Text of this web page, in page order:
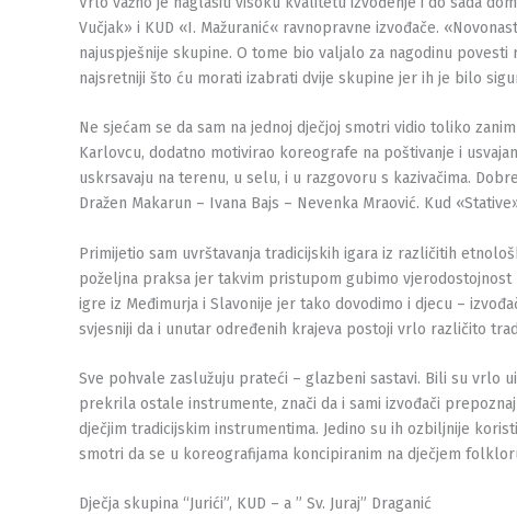
Vučjak» i KUD «I. Mažuranić« ravnopravne izvođače.
najuspješnije skupine. O tome bio valjalo za nagodinu
najsretniji što ću morati izabrati dvije skupine jer ih je bilo
Ne sjećam se da sam na jednoj dječjoj smotri vidio toliko
Karlovcu, dodatno motivirao koreografe na poštivanje i
uskrsavaju na terenu, u selu, i u razgovoru s kazivačima.
Dražen Makarun – Ivana Bajs – Nevenka Mraović. Kud
Primijetio sam uvrštavanja tradicijskih igara iz različitih
poželjna praksa jer takvim pristupom gubimo
igre iz Međimurja i Slavonije jer tako dovodimo i djecu –
svjesniji da i unutar određenih krajeva postoji vrlo različito
Sve pohvale zaslužuju prateći – glazbeni sastavi. Bili su vrlo
prekrila ostale instrumente, znači da i sami izvođači
dječjim tradicijskim instrumentima. Jedino su ih ozbiljnije
smotri da se u koreografijama koncipiranim na dječjem
Dječja skupina “Jurići”, KUD – a ” Sv. Juraj” Draganić